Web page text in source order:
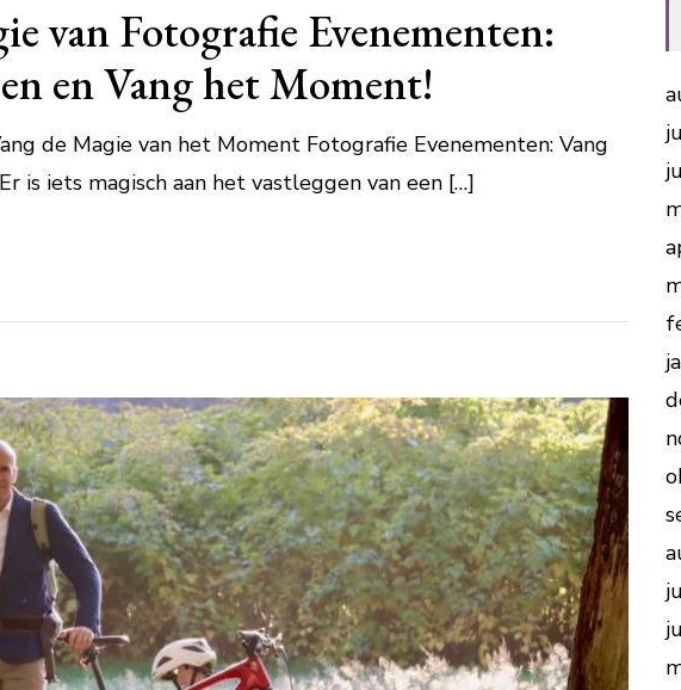
van Fotografie Evenementen:
en Vang het Moment!
de Magie van het Moment Fotografie Evenementen: Vang
is iets magisch aan het vastleggen van een […]